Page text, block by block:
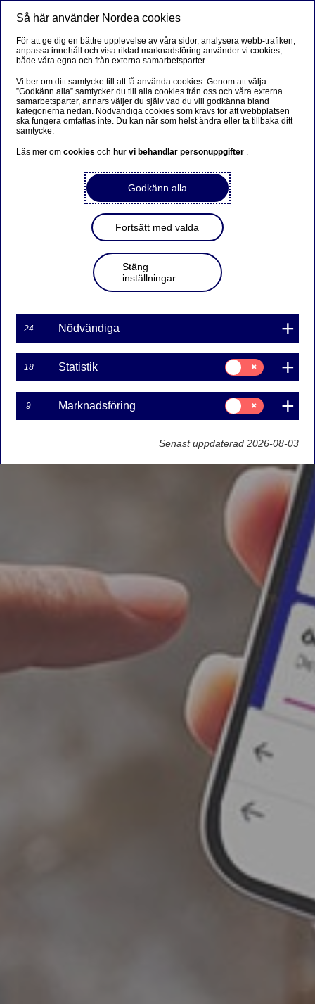
Så här använder Nordea cookies
För att ge dig en bättre upplevelse av våra sidor, analysera webb-trafiken,
anpassa innehåll och visa riktad marknadsföring använder vi cookies,
både våra egna och från externa samarbetsparter.
Vi ber om ditt samtycke till att få använda cookies. Genom att välja
”Godkänn alla” samtycker du till alla cookies från oss och våra externa
samarbetsparter, annars väljer du själv vad du vill godkänna bland
kategorierna nedan. Nödvändiga cookies som krävs för att webbplatsen
ska fungera omfattas inte. Du kan när som helst ändra eller ta tillbaka ditt
samtycke.
Läs mer omcookiesoch hur vi behandlar personuppgifter .
Godkänn alla
Fortsätt med valda
Stäng
inställningar
24 Nödvändiga
18 Statistik
Samtycke
för:
Statistik
9 Marknadsföring
Samtycke
för:
Marknadsföring
Senast uppdaterad 2026-08-03